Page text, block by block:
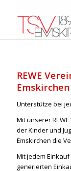
REWE
Emskirchen
Unterstütze bei
Mit unserer
der Kinder und
Emskirchen die
Mit jedem Einkauf
generierten